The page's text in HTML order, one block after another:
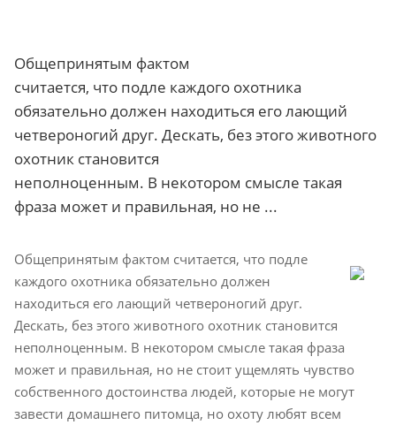
Общепринятым фактом
считается, что подле каждого охотника
обязательно должен находиться его лающий
четвероногий друг. Дескать, без этого животного
охотник становится
неполноценным. В некотором смысле такая
фраза может и правильная, но не ...
Общепринятым фактом считается, что подле
каждого охотника обязательно должен
находиться его лающий четвероногий друг.
Дескать, без этого животного охотник становится
неполноценным. В некотором смысле такая фраза
может и правильная, но не стоит ущемлять чувство
собственного достоинства людей, которые не могут
завести домашнего питомца, но охоту любят всем